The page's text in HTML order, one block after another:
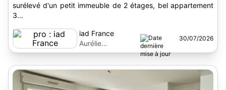
surélevé d'un petit immeuble de 2 étages, bel appartement
3...
iad France
Aurélie
Villefranche
30/07/2026